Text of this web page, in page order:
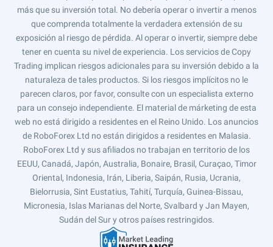
más que su inversión total. No debería operar o invertir a menos
que comprenda totalmente la verdadera extensión de su
exposición al riesgo de pérdida. Al operar o invertir, siempre debe
tener en cuenta su nivel de experiencia. Los servicios de Copy
Trading implican riesgos adicionales para su inversión debido a la
naturaleza de tales productos. Si los riesgos implícitos no le
parecen claros, por favor, consulte con un especialista externo
para un consejo independiente. El material de márketing de esta
web no está dirigido a residentes en el Reino Unido. Los anuncios
de RoboForex Ltd no están dirigidos a residentes en Malasia.
RoboForex Ltd y sus afiliados no trabajan en territorio de los
EEUU, Canadá, Japón, Australia, Bonaire, Brasil, Curaçao, Timor
Oriental, Indonesia, Irán, Liberia, Saipán, Rusia, Ucrania,
Bielorrusia, Sint Eustatius, Tahití, Turquía, Guinea-Bissau,
Micronesia, Islas Marianas del Norte, Svalbard y Jan Mayen,
Sudán del Sur y otros países restringidos.